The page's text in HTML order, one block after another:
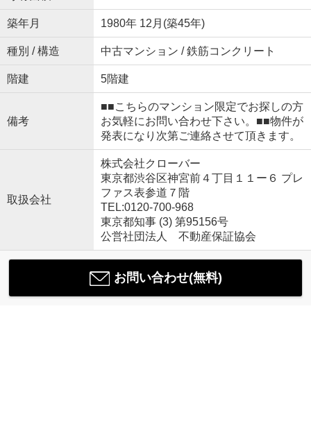
築年月 1980年 12月(築45年)
種別 / 構造 中古マンション / 鉄筋コンクリート
階建 5階建
備考
■■こちらのマンション限定でお探しの方
お気軽にお問い合わせ下さい。■■物件が
発表になり次第ご連絡させて頂きます。
取扱会社
株式会社クローバー
東京都渋谷区神宮前４丁目１１ー６ プレ
ファス表参道７階
TEL:0120-700-968
東京都知事 (3) 第95156号
公営社団法人 不動産保証協会
お問い合わせ(無料)